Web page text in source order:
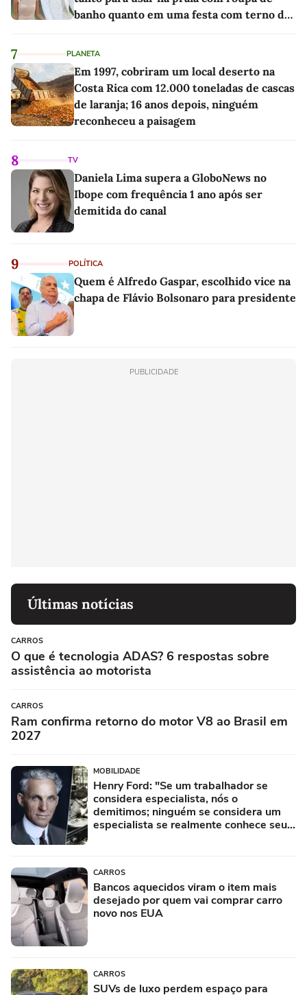
banho quanto em uma festa com terno de
7 PLANETA
Em 1997, cobriram um local deserto na
Costa Rica com 12.000 toneladas de cascas
de laranja; 16 anos depois, ninguém
reconheceu a paisagem
8 TV
Daniela Lima supera a GloboNews no
Ibope com frequência 1 ano após ser
demitida do canal
9 POLÍTICA
Quem é Alfredo Gaspar, escolhido vice na
chapa de Flávio Bolsonaro para presidente
PUBLICIDADE
Últimas notícias
CARROS
O que é tecnologia ADAS? 6 respostas sobre
assistência ao motorista
CARROS
Ram confirma retorno do motor V8 ao Brasil em
2027
MOBILIDADE
Henry Ford: "Se um trabalhador se
considera especialista, nós o
demitimos; ninguém se considera um
especialista se realmente conhece seu
CARROS
Bancos aquecidos viram o item mais
desejado por quem vai comprar carro
novo nos EUA
CARROS
SUVs de luxo perdem espaço para